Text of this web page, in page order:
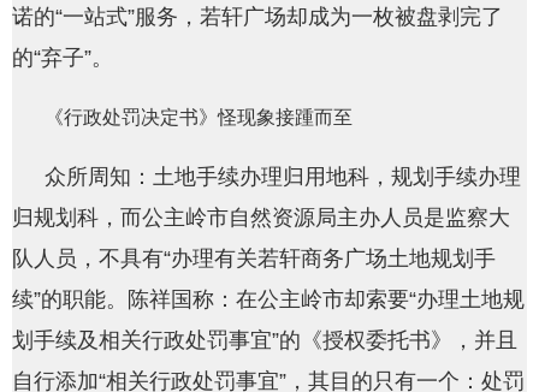
诺的“一站式”服务，若轩广场却成为一枚被盘剥完了
的“弃子”。
《行政处罚决定书》怪现象接踵而至
众所周知：土地手续办理归用地科，规划手续办理
归规划科，而公主岭市自然资源局主办人员是监察大
队人员，不具有“办理有关若轩商务广场土地规划手
续”的职能。陈祥国称：在公主岭市却索要“办理土地规
划手续及相关行政处罚事宜”的《授权委托书》，并且
自行添加“相关行政处罚事宜”，其目的只有一个：处罚